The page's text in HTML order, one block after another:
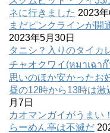
ネに行きました 2023年
まだピンクラインが開
2023年5月30日
タニシ？入りのタイカ
チャオクワイ(หมาเฉา
思いのほか安かったお
昼の12時から13時は
月7日
カオマンガイがうまい！
らーめん亭は不滅だ